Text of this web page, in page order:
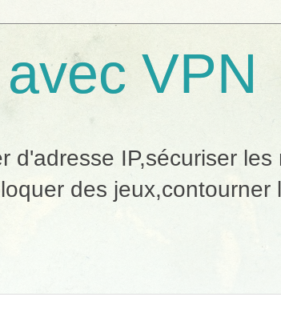
VPN
d'adresse IP,sécuriser
des jeux,contourner